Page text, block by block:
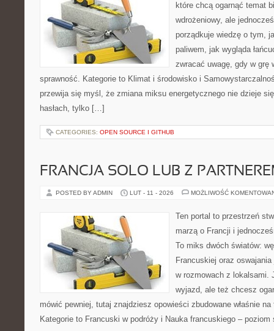
które chcą ogarnąć temat
wdrożeniowy, ale
porządkuje wiedzę o tym,
paliwem, jak wygląda
zwracać uwagę, gdy w grę
sprawność. Kategorie to Klimat i środowisko i
przewija się myśl, że zmiana miksu energetycznego nie dzieje
hasłach, tylko […]
CATEGORIES: OPEN SOURCE I GITHUB
FRANCJA SOLO LUB Z
POSTED BY ADMIN LUT - 11 - 2026 MOŻLIWOŚĆ
Ten portal to przestrzeń
marzą o Francji i
To miks dwóch światów:
Francuskiej oraz
w rozmowach z lokalsami.
wyjazd, ale też chcesz
mówić pewniej, tutaj znajdziesz opowieści zbudowane właśnie
Kategorie to Francuski w podróży i Nauka francuskiego –